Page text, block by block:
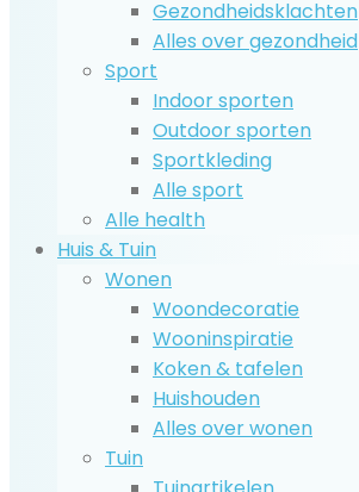
Gezondheidsklachten
Alles over gezondheid
Sport
Indoor sporten
Outdoor sporten
Sportkleding
Alle sport
Alle health
Huis & Tuin
Wonen
Woondecoratie
Wooninspiratie
Koken & tafelen
Huishouden
Alles over wonen
Tuin